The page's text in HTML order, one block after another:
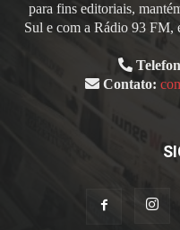
para fins editoriais,
Sul e com a Rádio 93 FM,
Contato: